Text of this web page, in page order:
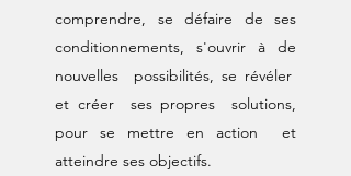
comprendre, se défaire de ses
conditionnements, s'ouvrir à de
nouvelles possibilités, se révéler
et créer ses propres solutions,
pour se mettre en action et
atteindre ses objectifs.